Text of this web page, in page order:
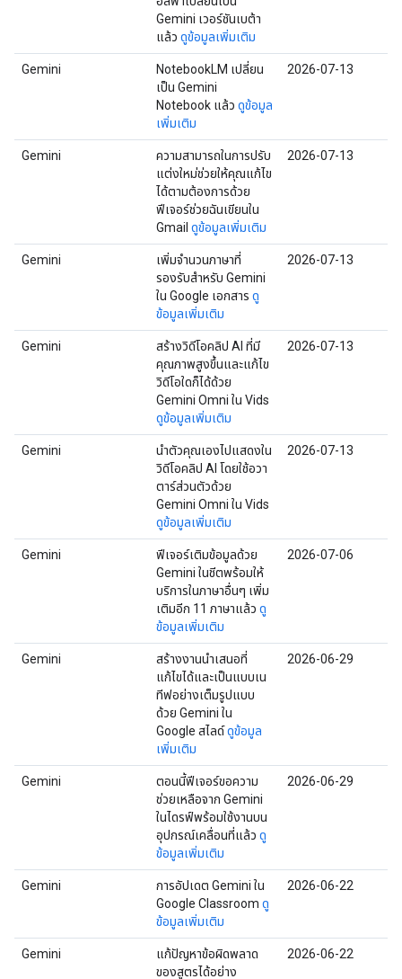
Gemini เวอร์ชันเบต้า
แล้ว ดูข้อมูลเพิ่มเติม
Gemini
NotebookLM เปลี่ยน
เป็น Gemini
Notebook แล้ว ดูข้อมูล
เพิ่มเติม
2026-07-13
Gemini
ความสามารถในการปรับ
แต่งใหม่ช่วยให้คุณแก้ไข
ได้ตามต้องการด้วย
ฟีเจอร์ช่วยฉันเขียนใน
Gmail ดูข้อมูลเพิ่มเติม
2026-07-13
Gemini
เพิ่มจำนวนภาษาที่
รองรับสำหรับ Gemini
ใน Google เอกสาร ดู
ข้อมูลเพิ่มเติม
2026-07-13
Gemini
สร้างวิดีโอคลิป AI ที่มี
คุณภาพสูงขึ้นและแก้ไข
วิดีโอใดก็ได้ด้วย
Gemini Omni ใน Vids
ดูข้อมูลเพิ่มเติม
2026-07-13
Gemini
นำตัวคุณเองไปแสดงใน
วิดีโอคลิป AI โดยใช้อวา
ตาร์ส่วนตัวด้วย
Gemini Omni ใน Vids
ดูข้อมูลเพิ่มเติม
2026-07-13
Gemini
ฟีเจอร์เติมข้อมูลด้วย
Gemini ในชีตพร้อมให้
บริการในภาษาอื่นๆ เพิ่ม
เติมอีก 11 ภาษาแล้ว ดู
ข้อมูลเพิ่มเติม
2026-07-06
Gemini
สร้างงานนำเสนอที่
แก้ไขได้และเป็นแบบเน
ทีฟอย่างเต็มรูปแบบ
ด้วย Gemini ใน
Google สไลด์ดูข้อมูล
เพิ่มเติม
2026-06-29
Gemini
ตอนนี้ฟีเจอร์ขอความ
ช่วยเหลือจาก Gemini
ในไดรฟ์พร้อมใช้งานบน
อุปกรณ์เคลื่อนที่แล้ว ดู
ข้อมูลเพิ่มเติม
2026-06-29
Gemini
การอัปเดต Gemini ใน
Google Classroom ดู
ข้อมูลเพิ่มเติม
2026-06-22
Gemini
แก้ปัญหาข้อผิดพลาด
ของสูตรได้อย่าง
2026-06-22